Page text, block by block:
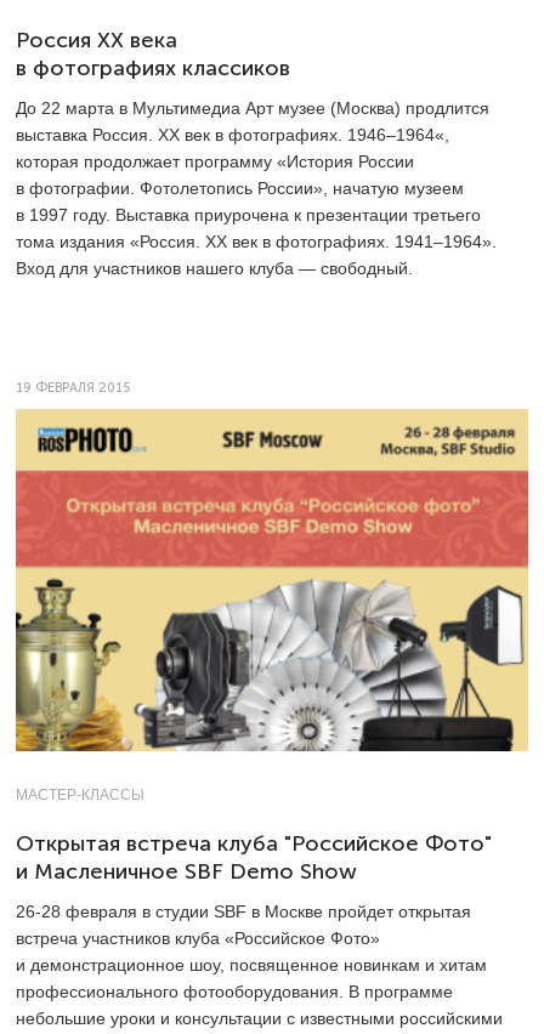
Россия XX века
в фотографиях классиков
До 22 марта в Мультимедиа Арт музее (Москва) продлится
выставка Россия. ХХ век в фотографиях. 1946–1964«,
которая продолжает программу «История России
в фотографии. Фотолетопись России», начатую музеем
в 1997 году. Выставка приурочена к презентации третьего
тома издания «Россия. ХХ век в фотографиях. 1941–1964».
Вход для участников нашего клуба — свободный.
19 ФЕВРАЛЯ 2015
МАСТЕР-КЛАССЫ
Открытая встреча клуба "Российское Фото"
и Масленичное SBF Demo Show
26-28 февраля в студии SBF в Москве пройдет открытая
встреча участников клуба «Российское Фото»
и демонстрационное шоу, посвященное новинкам и хитам
профессионального фотооборудования. В программе
небольшие уроки и консультации с известными российскими